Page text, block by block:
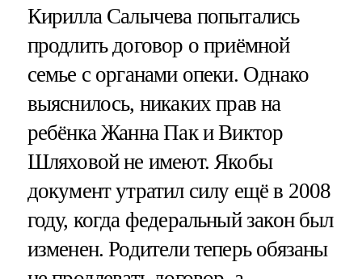
Кирилла Салычева попытались
продлить договор о приёмной
семье с органами опеки. Однако
выяснилось, никаких прав на
ребёнка Жанна Пак и Виктор
Шляховой не имеют. Якобы
документ утратил силу ещё в 2008
году, когда федеральный закон был
изменен. Родители теперь обязаны